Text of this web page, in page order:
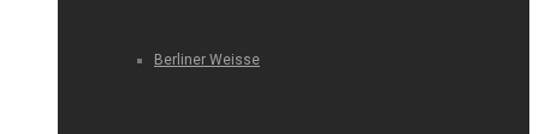
Berliner Weisse